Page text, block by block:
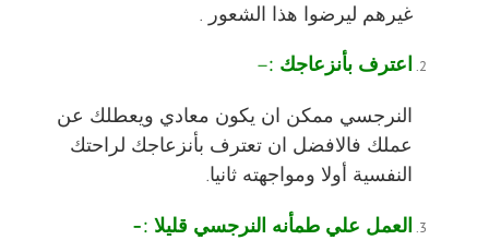
غيرهم ليرضوا هذا الشعور .
اعترف بأنزعاجك :–
النرجسي ممكن ان يكون معادي ويعطلك عن
عملك فالافضل ان تعترف بأنزعاجك لراحتك
النفسية أولا ومواجهته ثانيا.
العمل علي طمأنه النرجسي قليلا :-